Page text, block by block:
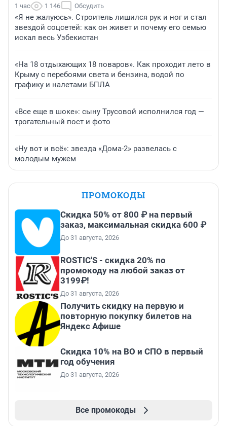
1 час 1 146 Обсудить
«Я не жалуюсь». Строитель лишился рук и ног и стал
звездой соцсетей: как он живет и почему его семью
искал весь Узбекистан
«На 18 отдыхающих 18 поваров». Как проходит лето в
Крыму с перебоями света и бензина, водой по
графику и налетами БПЛА
«Все еще в шоке»: сыну Трусовой исполнился год —
трогательный пост и фото
«Ну вот и всё»: звезда «Дома-2» развелась с
молодым мужем
ПРОМОКОДЫ
Скидка 50% от 800 ₽ на первый
заказ, максимальная скидка 600 ₽
До 31 августа, 2026
ROSTIC'S - скидка 20% по
промокоду на любой заказ от
3199₽!
До 31 августа, 2026
Получить скидку на первую и
повторную покупку билетов на
Яндекс Афише
Скидка 10% на ВО и СПО в первый
год обучения
До 31 августа, 2026
Все промокоды